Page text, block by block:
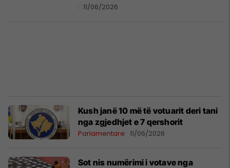
11/06/2026
Kush janë 10 më të votuarit deri tani
nga zgjedhjet e 7 qershorit
Parlamentare 11/06/2026
Sot nis numërimi i votave nga